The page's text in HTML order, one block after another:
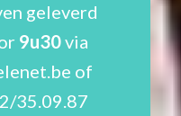
geleverd
9u30via
of
35.09.87